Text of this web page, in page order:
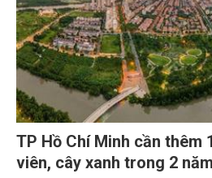
TP Hồ Chí Minh cần thêm
viên, cây xanh trong 2